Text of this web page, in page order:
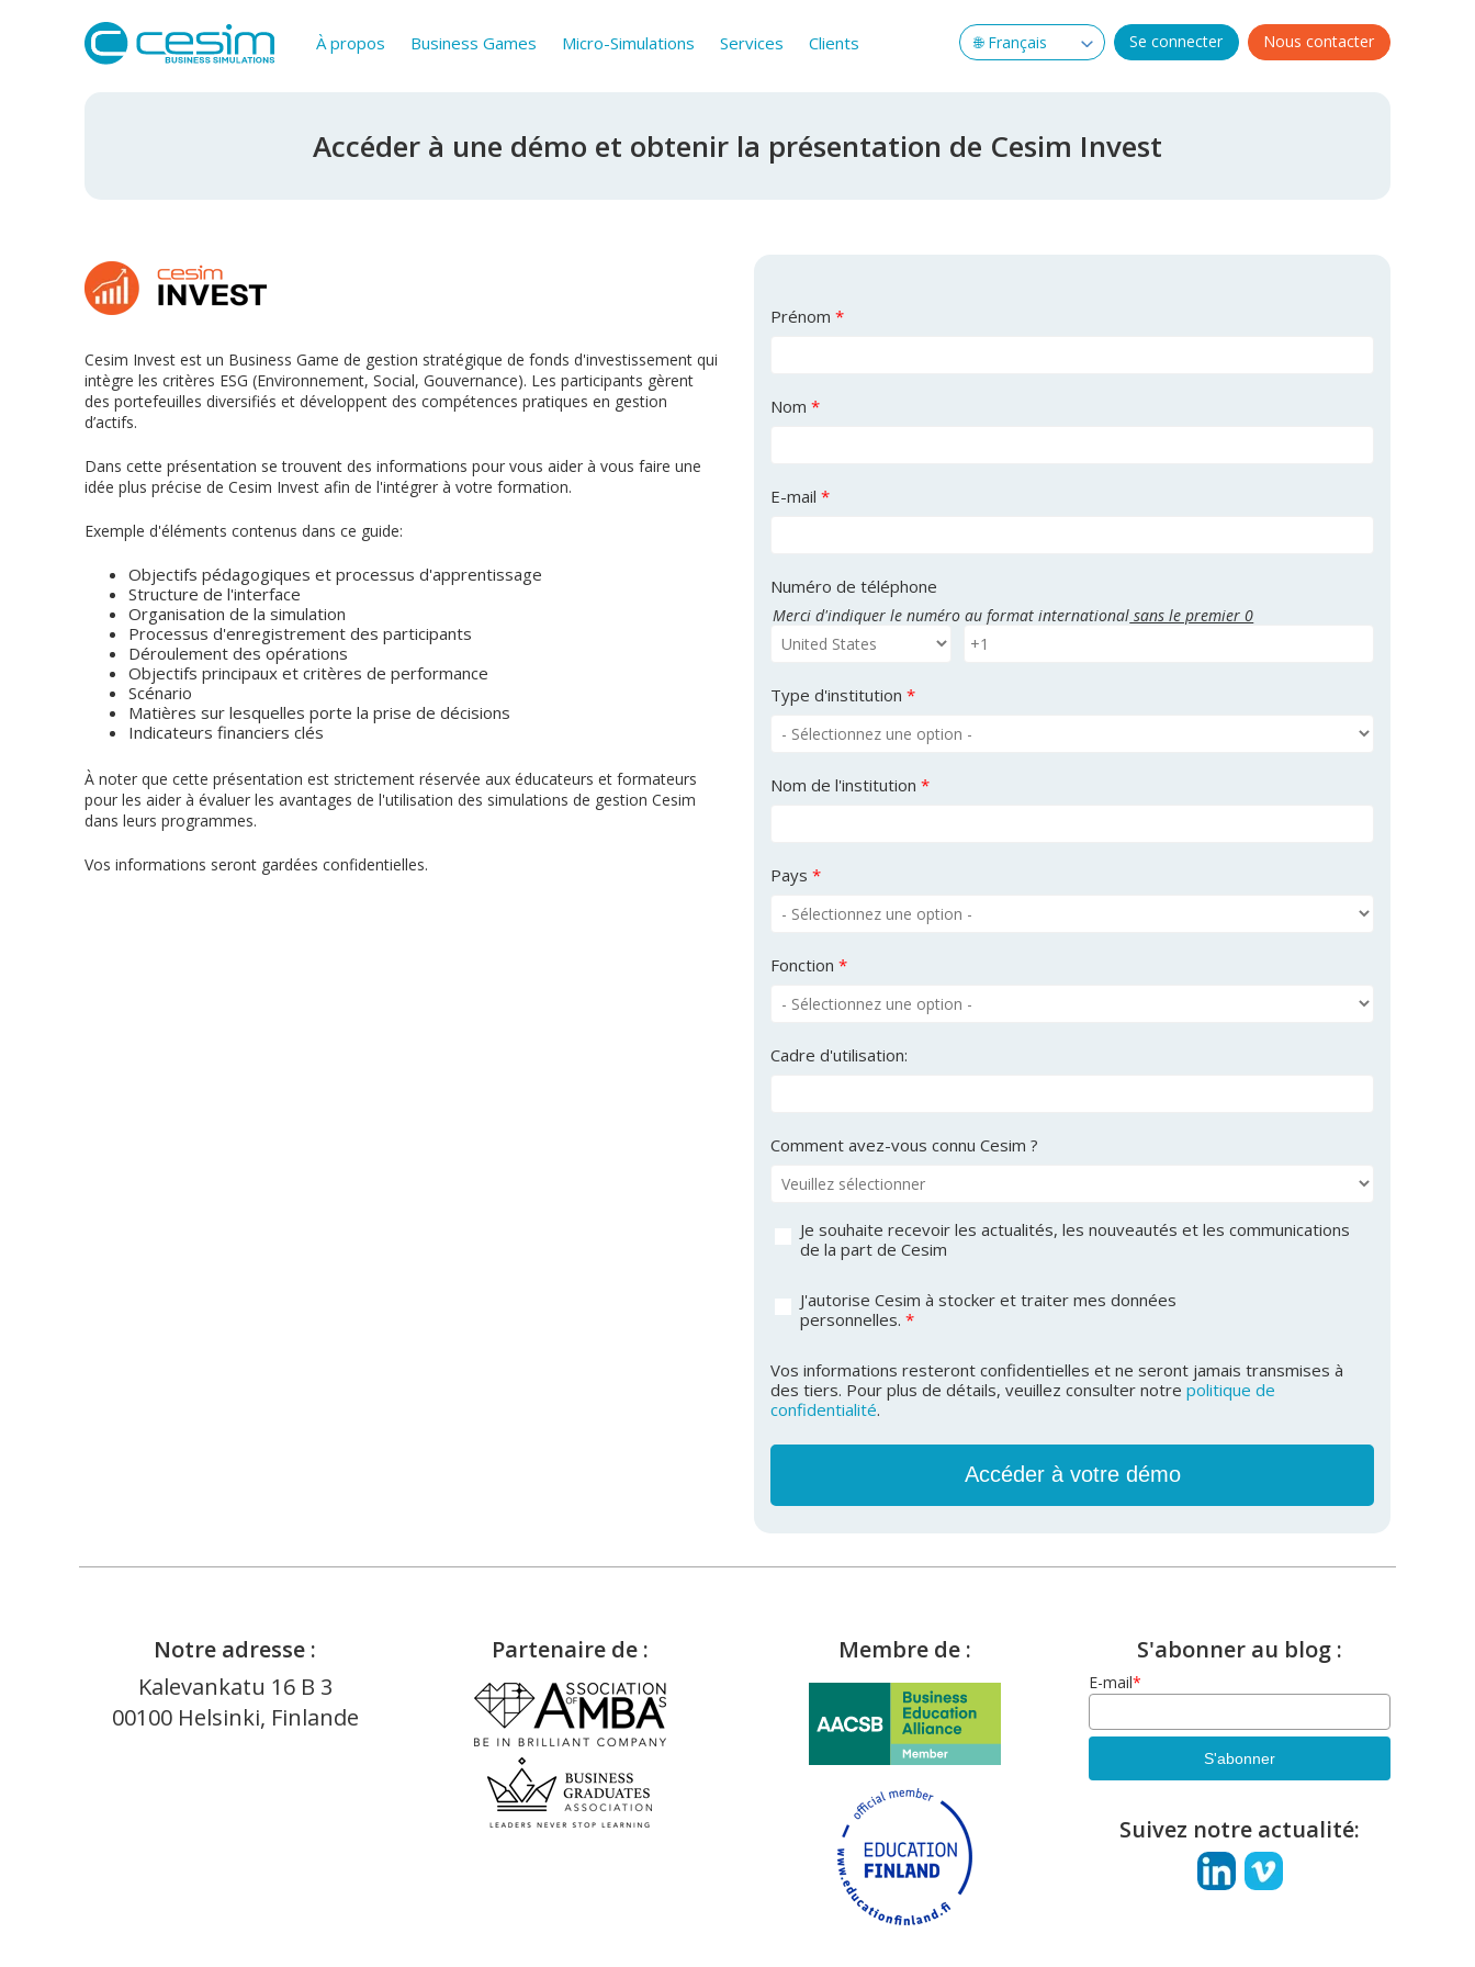
À propos Business Games Micro-Simulations Services Clients Se connecter Nous contacter
Accéder à une démo et obtenir la présentation de Cesim Invest
Cesim Invest est un Business Game de gestion stratégique de fonds d'investissement qui
intègre les critères ESG (Environnement, Social, Gouvernance). Les participants gèrent
des portefeuilles diversifiés et développent des compétences pratiques en gestion
d’actifs.
Dans cette présentation se trouvent des informations pour vous aider à vous faire une
idée plus précise de Cesim Invest afin de l'intégrer à votre formation.
Exemple d'éléments contenus dans ce guide:
Objectifs pédagogiques et processus d'apprentissage
Structure de l'interface
Organisation de la simulation
Processus d'enregistrement des participants
Déroulement des opérations
Objectifs principaux et critères de performance
Scénario
Matières sur lesquelles porte la prise de décisions
Indicateurs financiers clés
À noter que cette présentation est strictement réservée aux éducateurs et formateurs
pour les aider à évaluer les avantages de l'utilisation des simulations de gestion Cesim
dans leurs programmes.
Vos informations seront gardées confidentielles.
Prénom *
Nom *
E-mail *
Numéro de téléphone
Merci d'indiquer le numéro au format international sans le premier 0
Type d'institution *
Nom de l'institution *
Pays *
Fonction *
Cadre d'utilisation:
Comment avez-vous connu Cesim ?
Je souhaite recevoir les actualités, les nouveautés et les communications
de la part de Cesim
J'autorise Cesim à stocker et traiter mes données
personnelles. *
Vos informations resteront confidentielles et ne seront jamais transmises à
des tiers. Pour plus de détails, veuillez consulter notrepolitique de
confidentialité.
Notre adresse :
Kalevankatu 16 B 3
00100 Helsinki, Finlande
Partenaire de : Membre de : S'abonner au blog :
E-mail*
Suivez notre actualité: